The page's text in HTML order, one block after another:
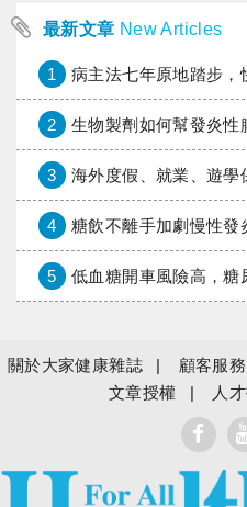
最新文章 New Articles
1 病主法七年原地踏步，
2 生物製劑如何幫發炎性腸道疾病患者
3 海外度假、就業、遊學保障加倍，富邦產
4 糖飲不離手加劇慢性發炎
5 低血糖開車風險高，糖
關於大家健康雜誌 顧客服務
文章授權
人